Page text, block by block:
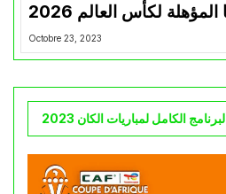
لكأس العالم 2026
Octobre 23, 2023
الكامل لمباريات الكان 2023